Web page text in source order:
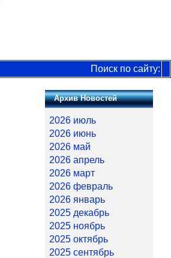
Поиск по сайту:
Архив Новостей
2026 июль
2026 июнь
2026 май
2026 апрель
2026 март
2026 февраль
2026 январь
2025 декабрь
2025 ноябрь
2025 октябрь
2025 сентябрь